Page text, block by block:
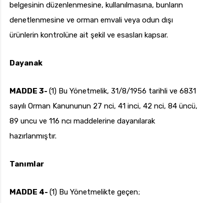
belgesinin düzenlenmesine, kullanılmasına, bunların
denetlenmesine ve orman emvali veya odun dışı
ürünlerin kontrolüne ait şekil ve esasları kapsar.
Dayanak
MADDE 3- (1) Bu Yönetmelik, 31/8/1956 tarihli ve 6831
sayılı Orman Kanununun 27 nci, 41 inci, 42 nci, 84 üncü,
89 uncu ve 116 ncı maddelerine dayanılarak
hazırlanmıştır.
Tanımlar
MADDE 4- (1) Bu Yönetmelikte geçen;